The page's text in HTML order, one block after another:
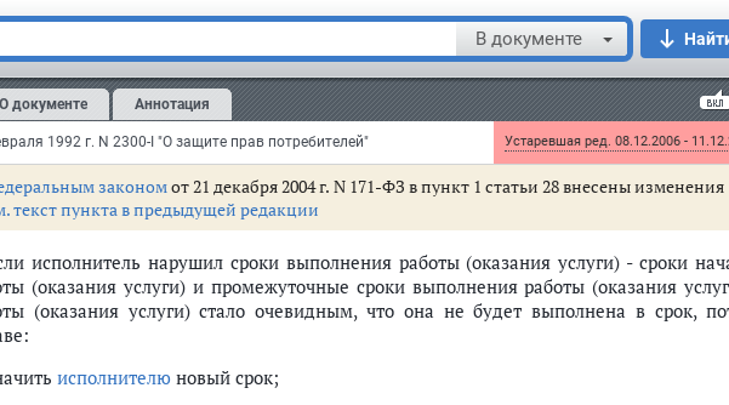
В документе
О документе Аннотация
1992 г. N 2300-I "О защите прав потребителей" Устаревшая ред. 08.12.2006 -
соответствующие сроки (периоды) выполнения таких работ
сторон в договоре могут быть предусмотрены также сроки
сроки).
28.Последствия нарушения исполнителем сроков выполнения работ
закономот 21 декабря 2004 г. N 171-ФЗ в пункт 1 статьи 28 внесены изменения
текст пункта в предыдущей редакции
исполнитель нарушил сроки выполнения работы (оказания услуги) - сроки
(оказания услуги) и промежуточные сроки выполнения работы (оказания
(оказания услуги) стало очевидным, что она не будет выполнена в срок,
исполнителю новый срок;